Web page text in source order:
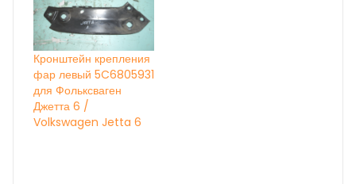
Кронштейн крепления
фар левый 5C6805931
для Фольксваген
Джетта 6 /
Volkswagen Jetta 6